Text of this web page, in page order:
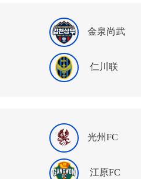
金泉尚武
仁川联
光州FC
江原FC